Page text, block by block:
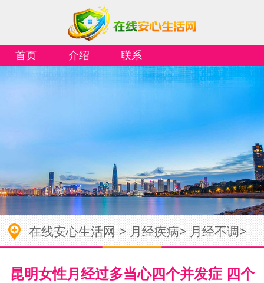
首页 介绍 联系
在线安心生活网>月经疾病>月经不调>
昆明女性月经过多当心四个并发症 四个